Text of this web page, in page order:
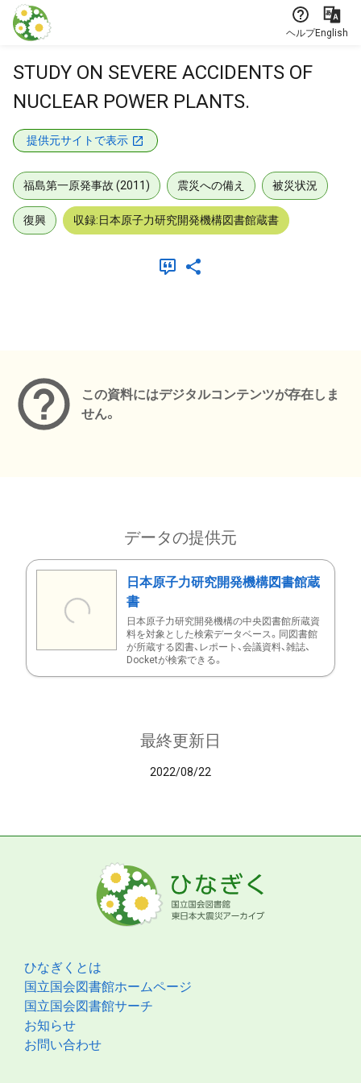
本文に飛ぶ
ヘルプEnglish
STUDY ON SEVERE ACCIDENTS OF
NUCLEAR POWER PLANTS.
提供元サイトで表示
福島第一原発事故 (2011) 震災への備え 被災状況
復興 収録:日本原子力研究開発機構図書館蔵書
この資料にはデジタルコンテンツが存在しま
せん。
データの提供元
日本原子力研究開発機構図書館蔵
書
日本原子力研究開発機構の中央図書館所蔵資
料を対象とした検索データベース。同図書館
が所蔵する図書、レポート、会議資料、雑誌、
Docketが検索できる。
最終更新日
2022/08/22
ひなぎくとは
国立国会図書館ホームページ
国立国会図書館サーチ
お知らせ
お問い合わせ